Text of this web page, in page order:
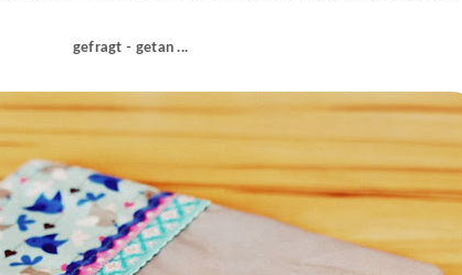
gefragt - getan ...